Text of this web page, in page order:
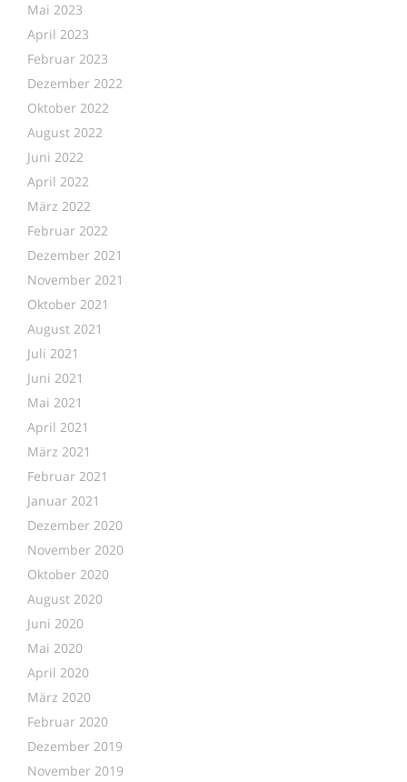
Mai 2023
April 2023
Februar 2023
Dezember 2022
Oktober 2022
August 2022
Juni 2022
April 2022
März 2022
Februar 2022
Dezember 2021
November 2021
Oktober 2021
August 2021
Juli 2021
Juni 2021
Mai 2021
April 2021
März 2021
Februar 2021
Januar 2021
Dezember 2020
November 2020
Oktober 2020
August 2020
Juni 2020
Mai 2020
April 2020
März 2020
Februar 2020
Dezember 2019
November 2019